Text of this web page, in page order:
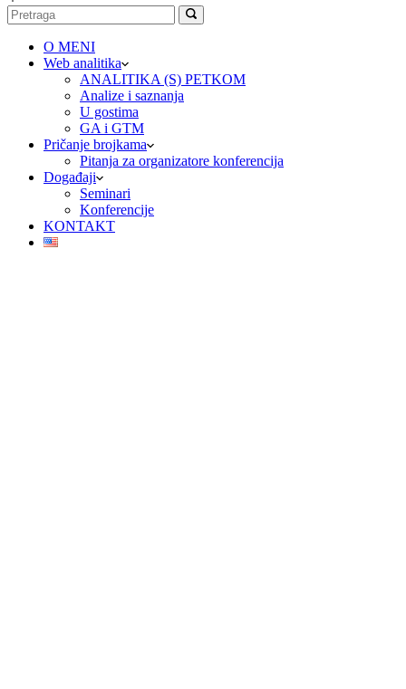
O MENI
Web analitika
ANALITIKA (S) PETKOM
Analize i saznanja
U gostima
GA i GTM
Pričanje brojkama
Pitanja za organizatore konferencija
Događaji
Seminari
Konferencije
KONTAKT